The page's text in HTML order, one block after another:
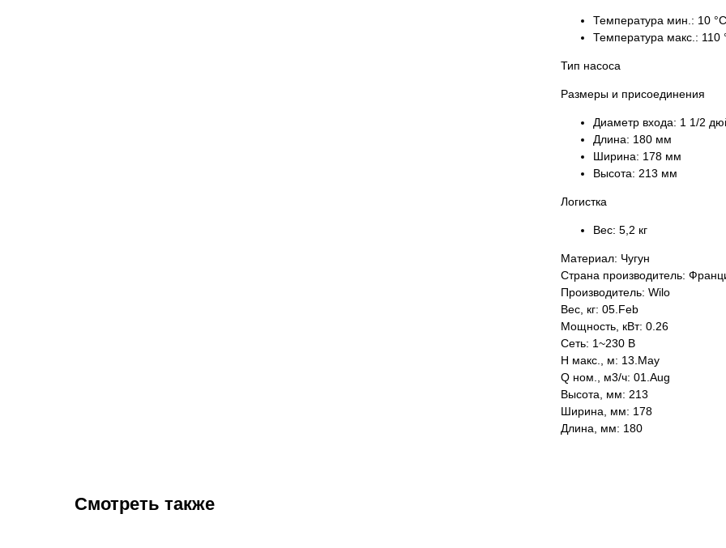
Температура мин.: 10 °С
Температура макс.: 110
Тип насоса
Размеры и присоединения
Диаметр входа: 1 1/2
Длина: 180 мм
Ширина: 178 мм
Высота: 213 мм
Логистка
Вес: 5,2 кг
Материал: Чугун
Страна производитель:
Производитель: Wilo
Вес, кг: 05.Feb
Мощность, кВт: 0.26
Сеть: 1~230 В
H макс., м: 13.May
Q ном., м3/ч: 01.Aug
Высота, мм: 213
Ширина, мм: 178
Длина, мм: 180
Смотреть также